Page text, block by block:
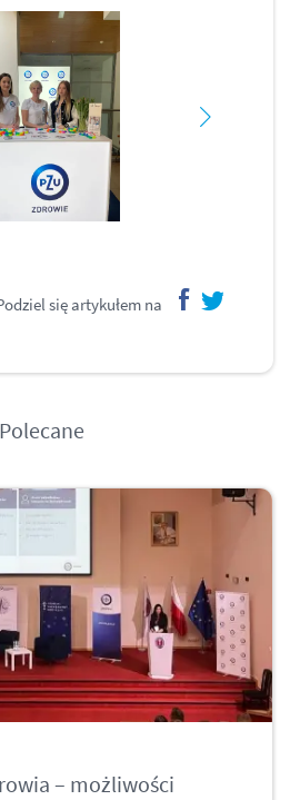
się artykułem na
Polecane
– możliwości